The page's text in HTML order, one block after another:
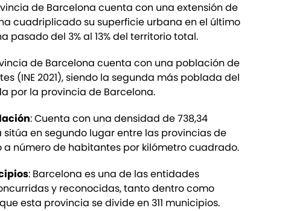
de Barcelona cuenta con una extensión de
ha cuadriplicado su superficie urbana en el último
pasado del 3% al 13% del territorio total.
de Barcelona cuenta con una población de
(INE 2021), siendo la segunda más poblada del
por la provincia de Barcelona.
: Cuenta con una densidad de 738,34
sitúa en segundo lugar entre las provincias de
a número de habitantes por kilómetro cuadrado.
: Barcelona es una de las entidades
y reconocidas, tanto dentro como
esta provincia se divide en 311 municipios.